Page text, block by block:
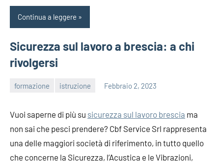
Continua a leggere
Sicurezza sul lavoro a brescia: a chi
rivolgersi
formazione istruzione Febbraio 2, 2023
Vuoi saperne di più su sicurezza sul lavoro brescia ma
non sai che pesci prendere? Cbf Service Srl rappresenta
una delle maggiori società di riferimento, in tutto quello
che concerne la Sicurezza, l’Acustica e le Vibrazioni,